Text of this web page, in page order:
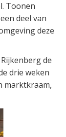
Toonen
deel van
deze
de
drie weken
marktkraam,